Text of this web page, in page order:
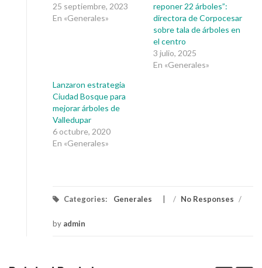
25 septiembre, 2023
En «Generales»
reponer 22 árboles”:
directora de Corpocesar
sobre tala de árboles en
el centro
3 julio, 2025
En «Generales»
Lanzaron estrategia
Ciudad Bosque para
mejorar árboles de
Valledupar
6 octubre, 2020
En «Generales»
Categories: Generales / No Responses /
by admin